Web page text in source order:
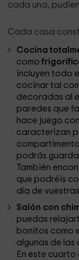
cada una,
Cada casa
Cocina
como
incluyen todo el
cocinar tal
decoradas al
paredes que
hace juego
caracterizan
podrás
También
que podréis
día de
Salón con
puedas
bonitos como
algunas de las
En este